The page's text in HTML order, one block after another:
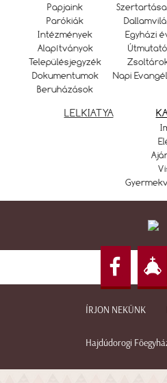
Papjaink
Parókiák
Intézmények
Alapítványok
Településjegyzék
Dokumentumok
Beruházások
Egyházi
Útmutató
Napi
LELKIATYA
ÍRJON NEKÜNK
Hajdúdorogi